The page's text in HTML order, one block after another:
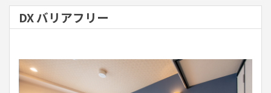
DX バリアフリー